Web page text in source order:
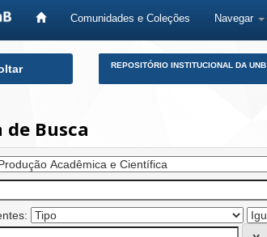
Comunidades e Coleções Navegar
REPOSITÓRIO INSTITUCIONAL DA UNB
de Busca